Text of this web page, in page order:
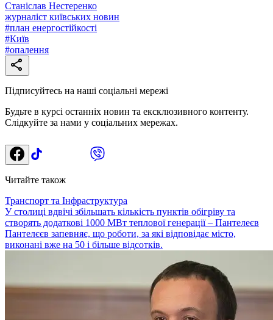
Станіслав Нестеренко
журналіст київських новин
#план енергостійкості
#Київ
#опалення
Підписуйтесь на наші соціальні мережі
Будьте в курсі останніх новин та ексклюзивного контенту.
Слідкуйте за нами у соціальних мережах.
Читайте також
Транспорт та Інфраструктура
У столиці вдвічі збільшать кількість пунктів обігріву та
створять додаткові 1000 МВт теплової генерації – Пантелеєв
Пантелєєв запевняє, що роботи, за які відповідає місто,
виконані вже на 50 і більше відсотків.